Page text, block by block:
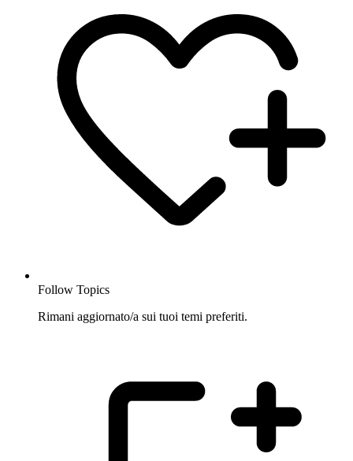
Follow Topics
Rimani aggiornato/a sui tuoi temi preferiti.